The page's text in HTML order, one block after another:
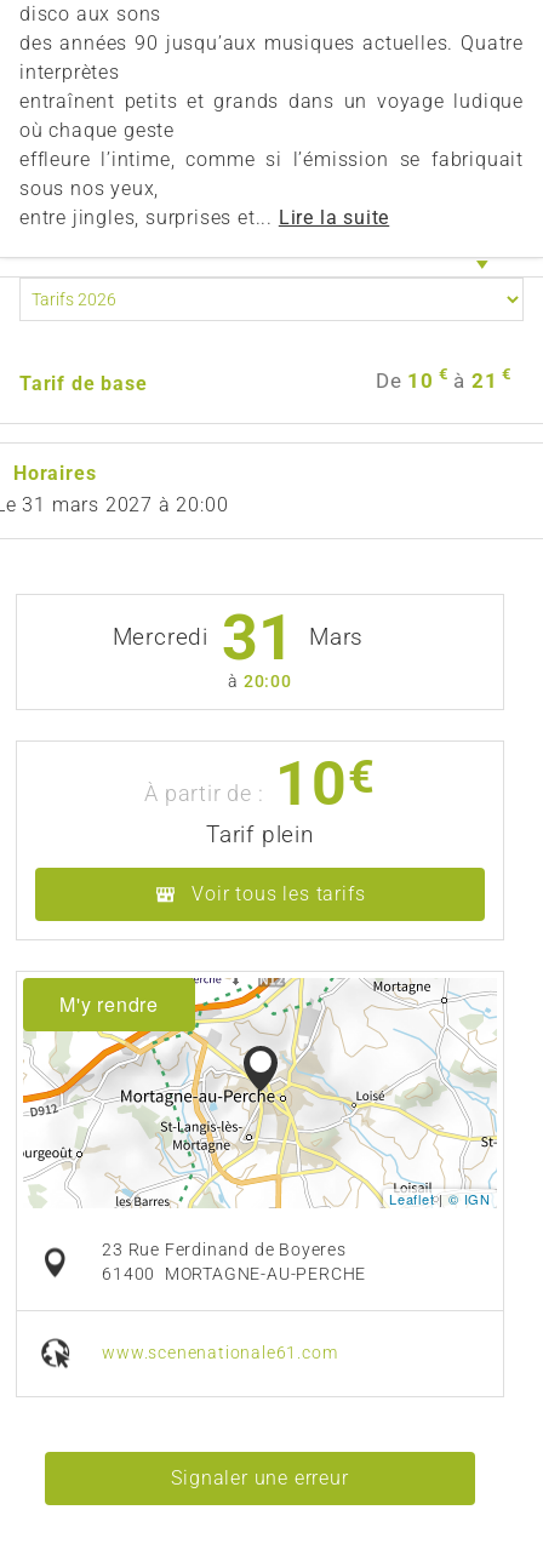
disco aux sons
des années 90 jusqu’aux musiques actuelles. Quatre
interprètes
entraînent petits et grands dans un voyage ludique
où chaque geste
effleure l’intime, comme si l’émission se fabriquait
sous nos yeux,
entre jingles, surprises et... Lire la suite
Tarif de base De 10 € à 21 €
Horaires
31 mars 2027 à 20:00
Mercredi 31 Mars
à 20:00
À partir de : 10€
Tarif plein
Voir tous les tarifs
M'y rendre
Leaflet|© IGN
23 Rue Ferdinand de Boyeres
61400
MORTAGNE-AU-PERCHE
www.scenenationale61.com
Signaler une erreur